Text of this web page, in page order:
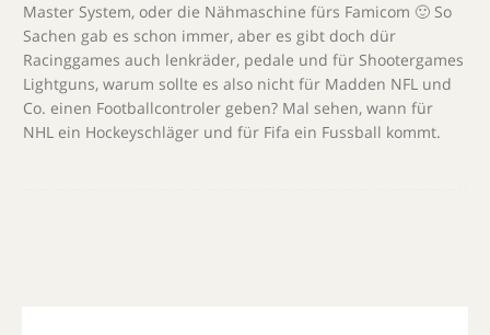
Master System, oder die Nähmaschine fürs Famicom 🙂 So
Sachen gab es schon immer, aber es gibt doch dür
Racinggames auch lenkräder, pedale und für Shootergames
Lightguns, warum sollte es also nicht für Madden NFL und
Co. einen Footballcontroler geben? Mal sehen, wann für
NHL ein Hockeyschläger und für Fifa ein Fussball kommt.